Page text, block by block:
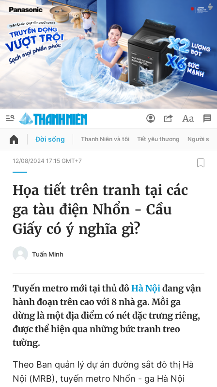
QUẢNG CÁO ĐẶT BÁO
Chuyên mục
Chuyên mục khác
Chào ngày mới
Tin thị trường
Video Magazine
Sản phẩm khác
Tiện ích Bạn cần biết
Đổi mật khẩu
Tin đã lưu
Tin đã xem
Đời sống Thanh Niên và tôi Tết yêu thương Người
12/08/2024 17:15 GMT+7
Họa tiết trên tranh tại các
ga tàu điện Nhổn - Cầu
Giấy có ý nghĩa gì?
Tuấn Minh
Tuyến metro mới tại thủ đôHà Nộiđang vận
hành đoạn trên cao với 8 nhà ga. Mỗi ga
dừng là một địa điểm có nét đặc trưng riêng,
được thể hiện qua những bức tranh treo
tường.
Theo Ban quản lý dự án đường sắt đô thị Hà
Nội (MRB), tuyến metro Nhổn - ga Hà Nội